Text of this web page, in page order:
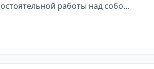
работы над собо...